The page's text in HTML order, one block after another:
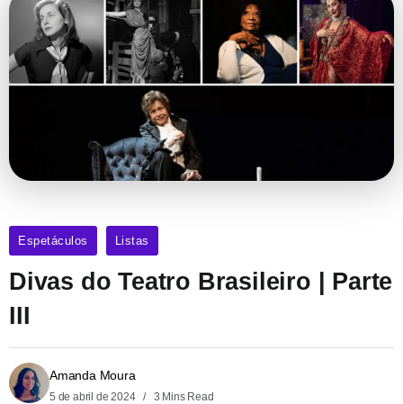
Espetáculos Listas
Divas do Teatro Brasileiro | Parte
III
Amanda Moura
5 de abril de 2024 3 Mins Read